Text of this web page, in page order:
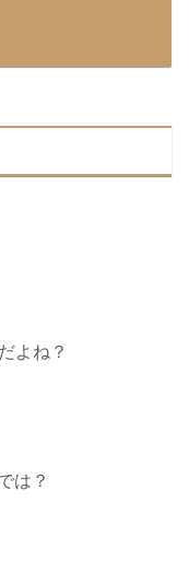
よね？
は？